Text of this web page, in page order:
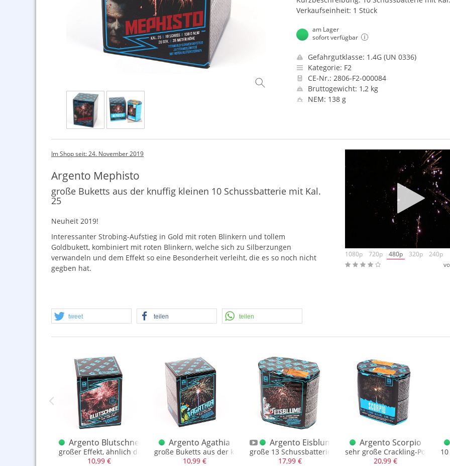
Verkaufseinheit: 1 Stück
am Lager
sofort verfügbar
Gefahrgutklasse: 1.4G (UN 0336)
Kategorie: F2
CE-Nr.: 2806-F2-000084
Bruttogewicht: 1,2 kg
NEM: 138 g
Im Shop seit: 24. November 2019
Argento Mephisto
große Buketts aus der knuffig kleinen 10 Schussbatterie mit Kal.
25
Neuheit 2019!
Interessanter Strobing-Aufstieg in Gold mit roten Blinkern und tollem
Goldbukett, kombiniert mit roten Blinkern, welche sich zu Silberzungen
verwandeln und dem Effekt so eine Besonderheit verleiht, die es so noch nicht
gegben hat.
tweet teilen teilen
1080p
720p 480p 320p
240p
Kal. 30mm, ca. 288gr. NEM
Argento Blutschnee
großer Effekt, ähnlich der DDR als I-Shape
10,99 €
Argento Agathia
große Buketts aus der knuffig kleinen 10 Schussbatterie mit Kal. 25
10,99 €
Argento Eisblume
große 13 Schussbatterie, Kal. 30mm, ca. 330gr. NEM
17,99 €
Argento Scorpio
sehr große Crackling-Power
20,99 €